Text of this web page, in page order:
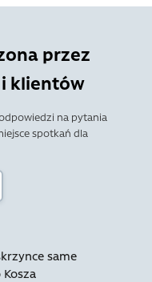
przez
klientów
na pytania
spotkań dla
same